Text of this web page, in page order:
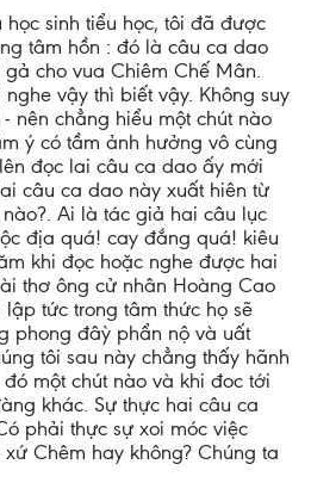
sinh tiểu học, tôi đã được
tâm hồn : đó là câu ca dao
cho vua Chiêm Chế Mân.
vậy thì biết vậy. Không suy
nên chẳng hiểu một chút nào
ý có tầm ảnh hưởng vô cùng
đọc lai câu ca dao ấy mới
câu ca dao này xuất hiên từ
Ai là tác giả hai câu lục
địa quá! cay đắng quá! kiêu
khi đọc hoặc nghe được hai
thơ ông cử nhân Hoàng Cao
lập tức trong tâm thức họ sẽ
phong đâỳ phẩn nộ và uất
tôi sau này chẳng thấy hãnh
một chút nào và khi đoc tới
khác. Sự thực hai câu ca
phải thực sự xoi móc việc
Chêm hay không? Chúng ta